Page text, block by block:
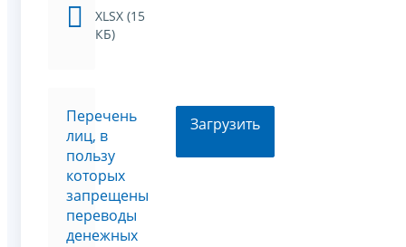
XLSX (15
КБ)
Перечень
лиц, в
пользу
которых
запрещены
переводы
денежных
Загрузить